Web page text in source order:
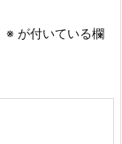
※ が付いている欄